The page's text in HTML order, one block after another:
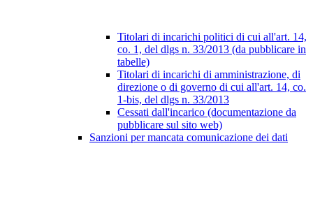
Titolari di incarichi politici di cui all'art. 14,
co. 1, del dlgs n. 33/2013 (da pubblicare in
tabelle)
Titolari di incarichi di amministrazione, di
direzione o di governo di cui all'art. 14, co.
1-bis, del dlgs n. 33/2013
Cessati dall'incarico (documentazione da
pubblicare sul sito web)
Sanzioni per mancata comunicazione dei dati